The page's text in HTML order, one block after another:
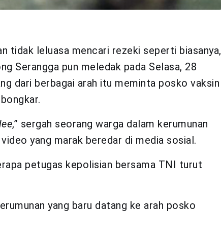
tidak leluasa mencari rezeki seperti biasanya,
Serangga pun meledak pada Selasa, 28
dari berbagai arah itu meminta posko vaksin
,” sergah seorang warga dalam kerumunan
yang marak beredar di media sosial.
petugas kepolisian bersama TNI turut
yang baru datang ke arah posko